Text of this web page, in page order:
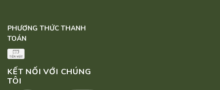
PHƯƠNG THỨC THANH
TOÁN
KẾT NỐI VỚI CHÚNG
TÔI